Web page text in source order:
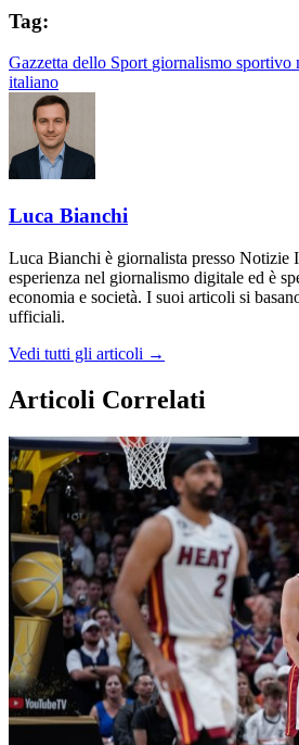
Tag:
Gazzetta dello Sport giornalismo sportivo
italiano
Luca Bianchi
Luca Bianchi è giornalista presso Notizie
esperienza nel giornalismo digitale ed è
economia e società. I suoi articoli si
ufficiali.
Vedi tutti gli articoli →
Articoli Correlati